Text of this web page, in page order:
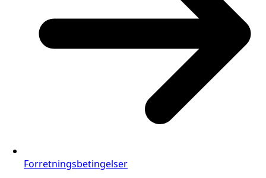
Forretningsbetingelser